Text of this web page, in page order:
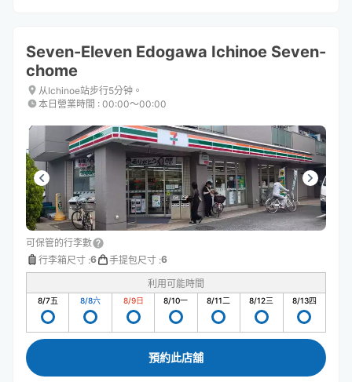
Seven-Eleven Edogawa Ichinoe Seven-
chome
从Ichinoe站步行5分钟。
本日營業時間 : 00:00〜00:00
可保管的行李數
行李箱尺寸 :6 手提包尺寸 :6
利用可能時間
8/7五 8/8六 8/9日 8/10一 8/11二 8/12三 8/13四
預約此店舖